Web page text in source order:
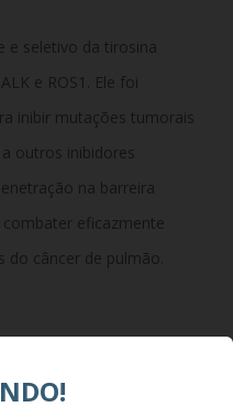
e seletivo da tirosina
e ROS1. Ele foi
inibir mutações tumorais
outros inibidores
na barreira
eficazmente
do câncer de pulmão.
100 mg de lorlatinibe.